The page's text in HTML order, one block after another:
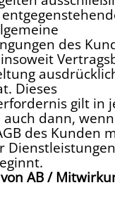
des
Dieses
gilt in
dann,
des Kunden
Dienstleistungen
AB /